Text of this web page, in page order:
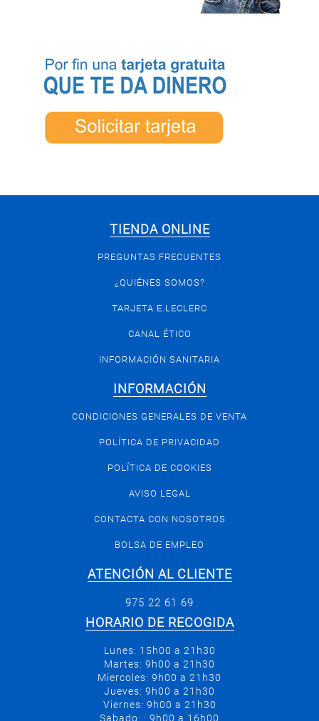
TIENDA ONLINE
PREGUNTAS FRECUENTES
¿QUIÉNES SOMOS?
TARJETA E.LECLERC
CANAL ÉTICO
INFORMACIÓN SANITARIA
INFORMACIÓN
CONDICIONES GENERALES DE VENTA
POLÍTICA DE PRIVACIDAD
POLÍTICA DE COOKIES
AVISO LEGAL
CONTACTA CON NOSOTROS
BOLSA DE EMPLEO
ATENCIÓN AL CLIENTE
975 22 61 69
HORARIO DE RECOGIDA
Lunes: 15h00 a 21h30
Martes: 9h00 a 21h30
Miercoles: 9h00 a 21h30
Jueves: 9h00 a 21h30
Viernes: 9h00 a 21h30
Sabado: : 9h00 a 16h00